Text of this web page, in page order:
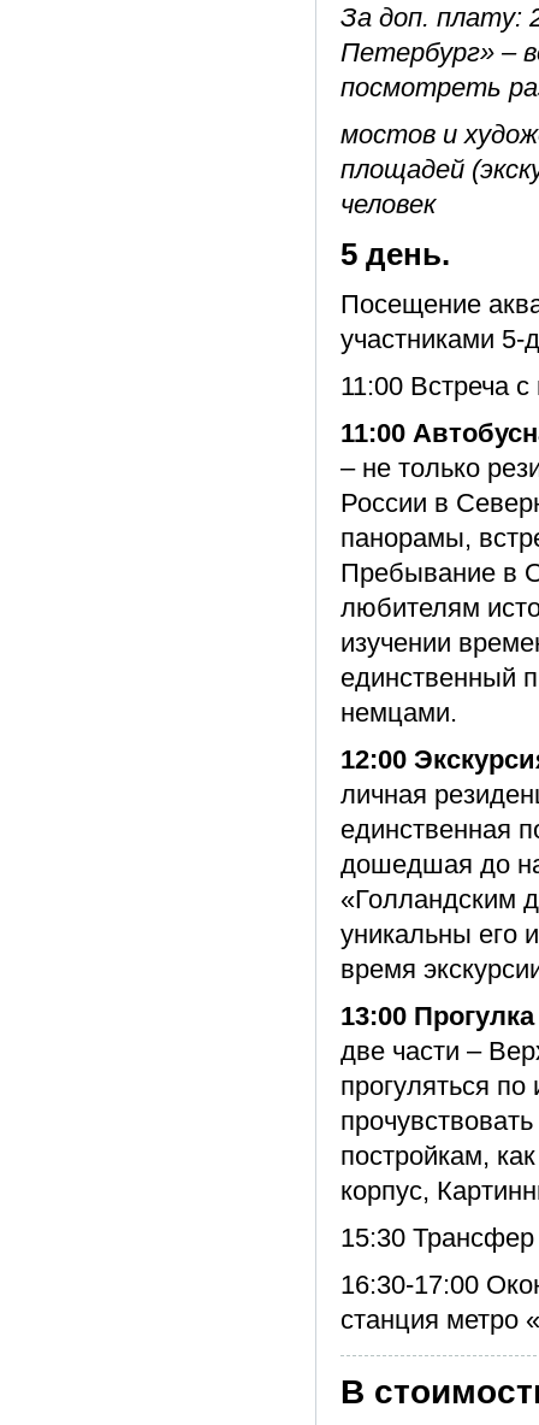
За доп. плату:
Петербург» –
посмотреть
мостов и
площадей
человек
5 день.
Посещение
участниками
11:00 Встреча
11:00
– не только
России в
панорамы,
Пребывание в
любителям
изучении
единственный
немцами.
12:00
личная
единственная
дошедшая до
«Голландским
уникальны его
время
13:00
две части –
прогуляться
постройкам,
корпус,
15:30 Трансфер
16:30-17:00
станция метро
В